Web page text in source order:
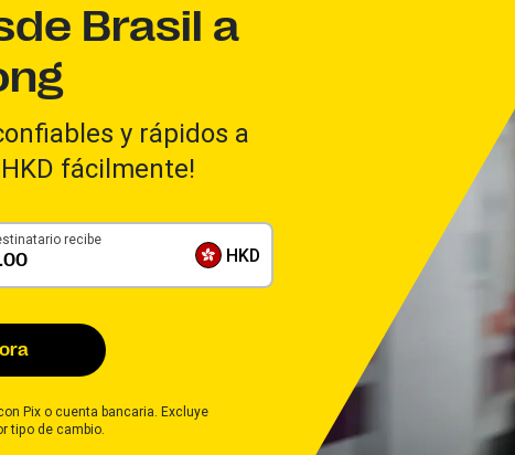
Brasil a
y rápidos a
fácilmente!
recibe
HKD
Pix o cuenta bancaria. Excluye
tipo de cambio.